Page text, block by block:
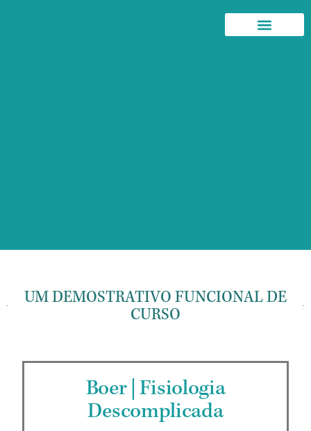
UM DEMOSTRATIVO FUNCIONAL DE
CURSO
Boer | Fisiologia
Descomplicada